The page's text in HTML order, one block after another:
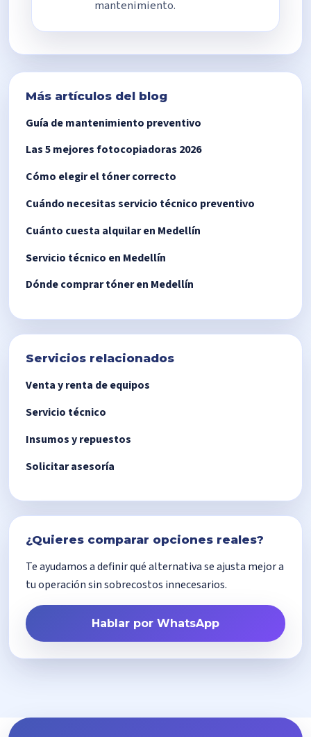
mantenimiento.
Más artículos del blog
Guía de mantenimiento preventivo
Las 5 mejores fotocopiadoras 2026
Cómo elegir el tóner correcto
Cuándo necesitas servicio técnico preventivo
Cuánto cuesta alquilar en Medellín
Servicio técnico en Medellín
Dónde comprar tóner en Medellín
Servicios relacionados
Venta y renta de equipos
Servicio técnico
Insumos y repuestos
Solicitar asesoría
¿Quieres comparar opciones reales?
Te ayudamos a definir qué alternativa se ajusta mejor a
tu operación sin sobrecostos innecesarios.
Hablar por WhatsApp